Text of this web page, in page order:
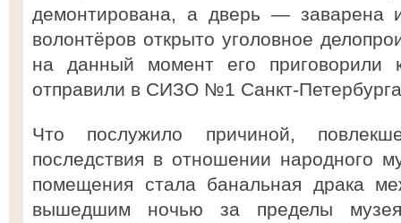
демонтирована, а дверь — заварена
волонтёров открыто уголовное
на данный момент его
отправили в СИЗО №1 Санкт-
Что послужило причиной,
последствия в отношении народного
помещения стала банальная драка
вышедшим ночью за пределы